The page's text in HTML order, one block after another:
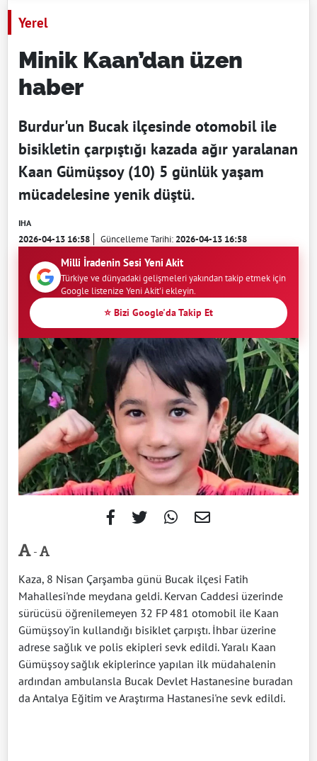
Yerel
Minik Kaan’dan üzen
haber
Burdur'un Bucak ilçesinde otomobil ile
bisikletin çarpıştığı kazada ağır yaralanan
Kaan Gümüşsoy (10) 5 günlük yaşam
mücadelesine yenik düştü.
IHA
2026-04-13 16:58 Güncelleme Tarihi:2026-04-13 16:58
Milli İradenin Sesi Yeni Akit
Türkiye ve dünyadaki gelişmeleri yakından takip etmek için
Google listenize Yeni Akit'i ekleyin.
⭐ Bizi Google'da Takip Et
-
Kaza, 8 Nisan Çarşamba günü Bucak ilçesi Fatih
Mahallesi'nde meydana geldi. Kervan Caddesi üzerinde
sürücüsü öğrenilemeyen 32 FP 481 otomobil ile Kaan
Gümüşsoy'in kullandığı bisiklet çarpıştı. İhbar üzerine
adrese sağlık ve polis ekipleri sevk edildi. Yaralı Kaan
Gümüşsoy sağlık ekiplerince yapılan ilk müdahalenin
ardından ambulansla Bucak Devlet Hastanesine buradan
da Antalya Eğitim ve Araştırma Hastanesi'ne sevk edildi.